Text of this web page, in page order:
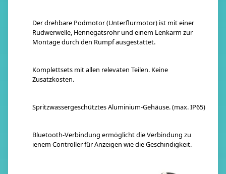
Der drehbare Podmotor (Unterflurmotor) ist mit einer
Rudwerwelle, Hennegatsrohr und einem Lenkarm zur
Montage durch den Rumpf ausgestattet.
Komplettsets mit allen relevaten Teilen. Keine
Zusatzkosten.
Spritzwassergeschütztes Aluminium-Gehäuse. (max. IP65)
Bluetooth-Verbindung ermöglicht die Verbindung zu
ienem Controller für Anzeigen wie die Geschindigkeit.